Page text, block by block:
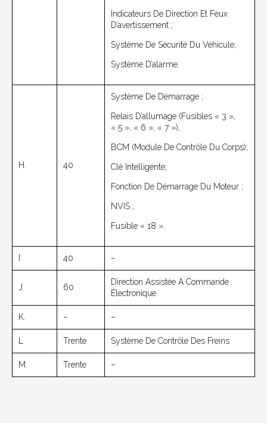
Indicateurs De Direction Et Feux
D’avertissement ;
Système De Sécurité Du Véhicule;
Système D’alarme.
H. 40
Système De Démarrage ;
Relais D’allumage (fusibles « 3 »,
« 5 », « 6 », « 7 »);
BCM (module De Contrôle Du Corps);
Clé Intelligente;
Fonction De Démarrage Du Moteur ;
NVIS ;
Fusible « 18 ».
40 –
J. 60
Direction Assistée À Commande
Électronique.
K. – –
L Trente Système De Contrôle Des Freins
M. Trente –